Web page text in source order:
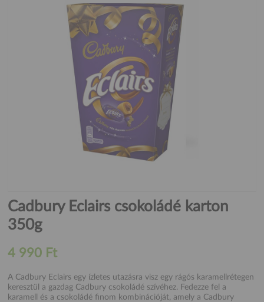
Cadbury Eclairs csokoládé karton
350g
4 990 Ft
A Cadbury Eclairs egy ízletes utazásra visz egy rágós karamellrétegen
keresztül a gazdag Cadbury csokoládé szívéhez. Fedezze fel a
karamell és a csokoládé finom kombinációját, amely a Cadbury